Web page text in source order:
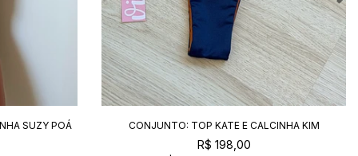
nas fotos a modelo Nágela vestetop M e
calcinha P
altura
1.58cm| busto90cm|
cintura62cm | quadril88cm
informações técnicas
SUZY POÁ
CONJUNTO: TOP KATE E CALCINHA KIM
NAVY+TERRA
R$ 198,00